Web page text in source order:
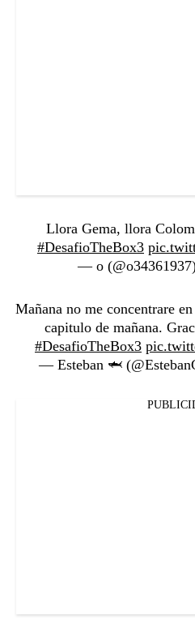
Llora Gema, llora
#DesafioTheBox3
— o
Mañana no me concentrare
capitulo de mañana.
#DesafioTheBox3
— Esteban 🦈